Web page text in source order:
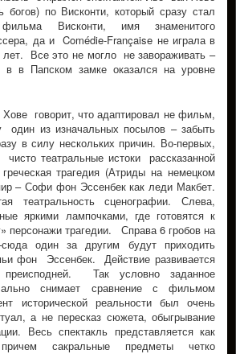
богов) по Висконти, который сразу стал
Висконти, имя знаменитого
да и Comédie-Française не играла в
Все это не могло не завораживать –
в в Папском замке оказался на уровне
говорит, что адаптировал не фильм,
один из изначальных посылов – забыть
в силу нескольких причин. Во-первых,
театральные истоки рассказанной
трагедия (Атриды на немецком
– Софи фон Эссенбек как леди Макбет.
театральность сценографии. Слева,
яркими лампочками, где готовятся к
персонажи трагедии. Справа 6 гробов на
один за другим будут приходить
фон Эссенбек. Действие развивается
Так условно заданное
снимает сравнение с фильмом
исторической реальности был очень
а не пересказ сюжета, обыгрывание
Весь спектакль представляется как
сакральные предметы четко